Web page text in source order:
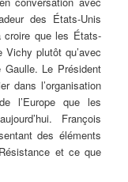
des États-Unis
croire que les États-
plutôt qu’avec
Le Président
dans l’organisation
l’Europe que les
François
des éléments
et ce que